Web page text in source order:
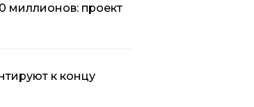
миллионов: проект
к концу